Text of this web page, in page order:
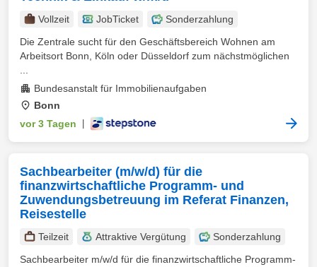
Vollzeit JobTicket
Sonderzahlung
Die Zentrale sucht für den Geschäftsbereich Wohnen am
Arbeitsort Bonn, Köln oder Düsseldorf zum nächstmöglichen
Bundesanstalt für Immobilienaufgaben
Bonn
vor 3 Tagen
Sachbearbeiter (m/w/d) für die
finanzwirtschaftliche Programm- und
Zuwendungsbetreuung im Referat Finanzen,
Reisestelle
Teilzeit Attraktive Vergütung
Sonderzahlung
Sachbearbeiter m/w/d für die finanzwirtschaftliche Programm-